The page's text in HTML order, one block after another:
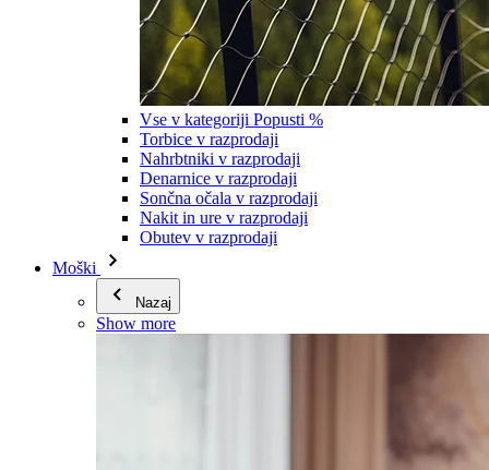
Vse v kategoriji Popusti %
Torbice v razprodaji
Nahrbtniki v razprodaji
Denarnice v razprodaji
Sončna očala v razprodaji
Nakit in ure v razprodaji
Obutev v razprodaji
Moški
Nazaj
Show more